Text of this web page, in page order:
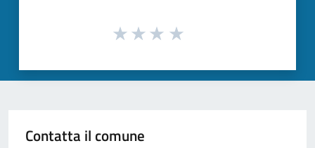
Contatta il comune